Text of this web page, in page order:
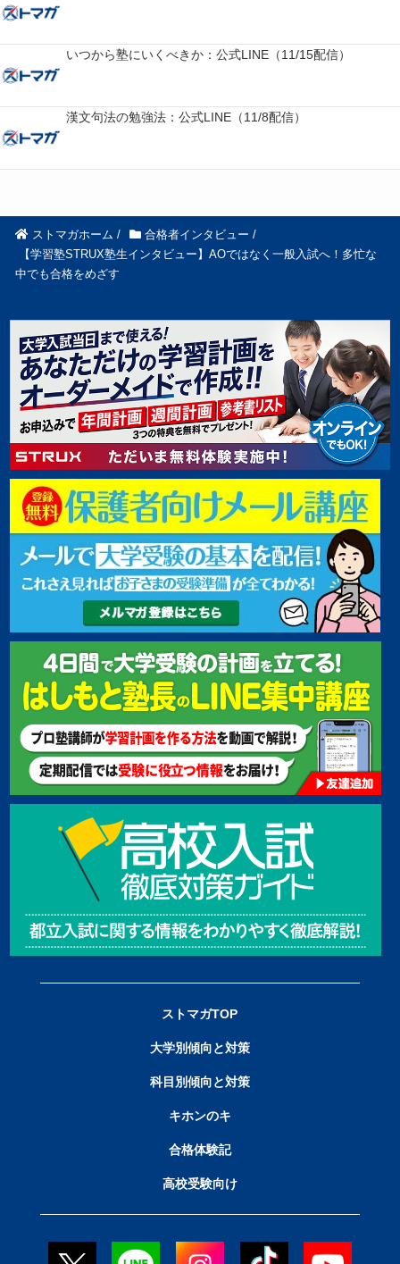
いつから塾にいくべきか：公式LINE（11/15配信）
漢文句法の勉強法：公式LINE（11/8配信）
ストマガホーム / 合格者インタビュー /
【学習塾STRUX塾生インタビュー】AOではなく一般入試へ！多忙な
中でも合格をめざす
ストマガTOP
大学別傾向と対策
科目別傾向と対策
キホンのキ
合格体験記
高校受験向け